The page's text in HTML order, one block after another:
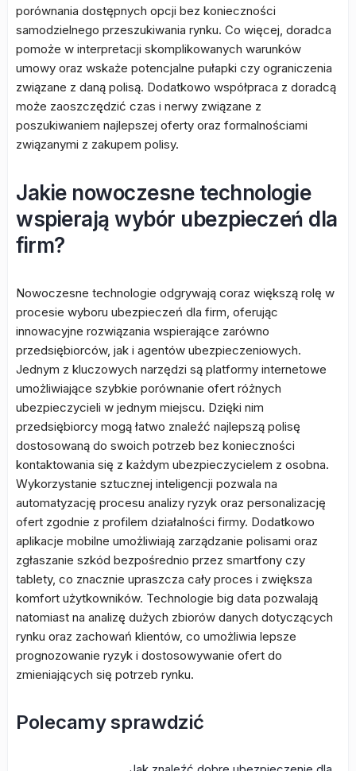
porównania dostępnych opcji bez konieczności
samodzielnego przeszukiwania rynku. Co więcej, doradca
pomoże w interpretacji skomplikowanych warunków
umowy oraz wskaże potencjalne pułapki czy ograniczenia
związane z daną polisą. Dodatkowo współpraca z doradcą
może zaoszczędzić czas i nerwy związane z
poszukiwaniem najlepszej oferty oraz formalnościami
związanymi z zakupem polisy.
Jakie nowoczesne technologie
wspierają wybór ubezpieczeń dla
firm?
Nowoczesne technologie odgrywają coraz większą rolę w
procesie wyboru ubezpieczeń dla firm, oferując
innowacyjne rozwiązania wspierające zarówno
przedsiębiorców, jak i agentów ubezpieczeniowych.
Jednym z kluczowych narzędzi są platformy internetowe
umożliwiające szybkie porównanie ofert różnych
ubezpieczycieli w jednym miejscu. Dzięki nim
przedsiębiorcy mogą łatwo znaleźć najlepszą polisę
dostosowaną do swoich potrzeb bez konieczności
kontaktowania się z każdym ubezpieczycielem z osobna.
Wykorzystanie sztucznej inteligencji pozwala na
automatyzację procesu analizy ryzyk oraz personalizację
ofert zgodnie z profilem działalności firmy. Dodatkowo
aplikacje mobilne umożliwiają zarządzanie polisami oraz
zgłaszanie szkód bezpośrednio przez smartfony czy
tablety, co znacznie upraszcza cały proces i zwiększa
komfort użytkowników. Technologie big data pozwalają
natomiast na analizę dużych zbiorów danych dotyczących
rynku oraz zachowań klientów, co umożliwia lepsze
prognozowanie ryzyk i dostosowywanie ofert do
zmieniających się potrzeb rynku.
Polecamy sprawdzić